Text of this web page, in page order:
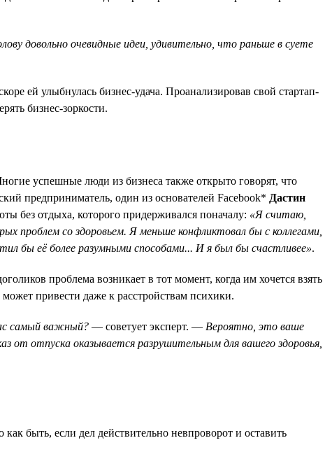
довольно очевидные идеи, удивительно, что раньше в суете
ей улыбнулась бизнес-удача. Проанализировав свой стартап-
бизнес-зоркости.
успешные люди из бизнеса также открыто говорят, что
предприниматель, один из основателей Facebook* Дастин
без отдыха, которого придерживался поначалу: «Я считаю,
проблем со здоровьем. Я меньше конфликтовал бы с коллегами,
бы её более разумными способами... И я был бы счастливее».
проблема возникает в тот момент, когда им хочется взять
может привести даже к расстройствам психики.
самый важный? — советует эксперт. — Вероятно, это ваше
от отпуска оказывается разрушительным для вашего здоровья,
быть, если дел действительно невпроворот и оставить